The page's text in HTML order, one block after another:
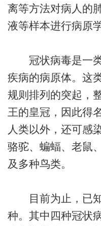
离等方法对病人的
液等样本进行病原
冠状病毒是一类
疾病的病原体。这
规则排列的突起，
王的皇冠，因此得
人类以外，还可感
骆驼、蝙蝠、老鼠
及多种鸟类。
目前为止，已知
种。其中四种冠状